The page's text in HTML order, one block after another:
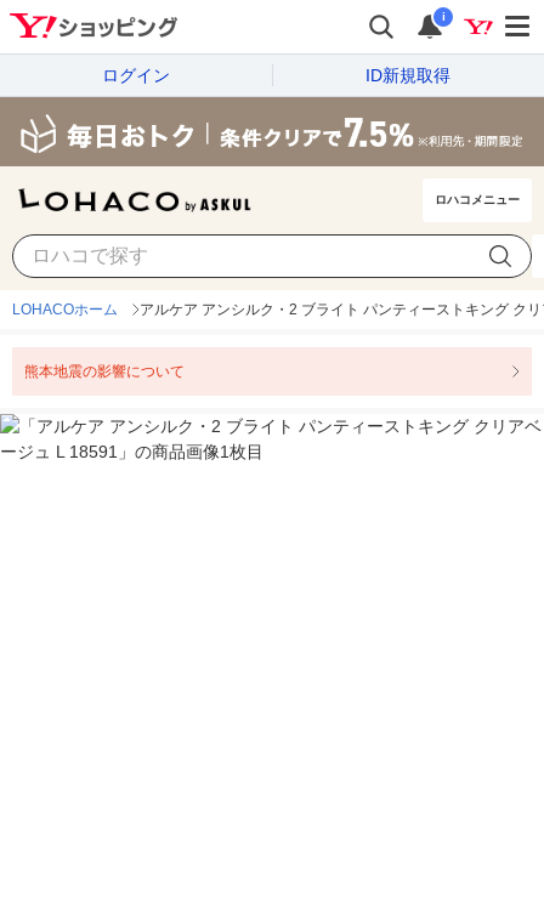
i
ログイン ID新規取得
ロハコメニュー
LOHACOホーム アルケア アンシルク・2 ブライト パンティーストキング ク
熊本地震の影響について